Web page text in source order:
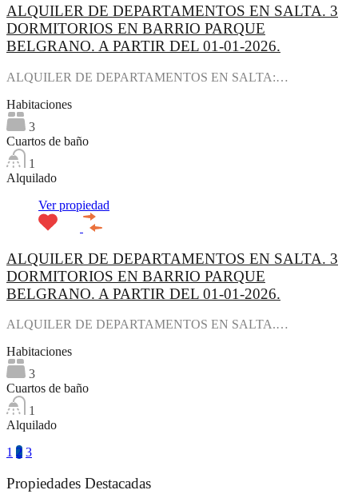
ALQUILER DE DEPARTAMENTOS EN SALTA. 3
DORMITORIOS EN BARRIO PARQUE
BELGRANO. A PARTIR DEL 01-01-2026.
ALQUILER DE DEPARTAMENTOS EN SALTA:…
Habitaciones
3
Cuartos de baño
1
Alquilado
Ver propiedad
ALQUILER DE DEPARTAMENTOS EN SALTA. 3
DORMITORIOS EN BARRIO PARQUE
BELGRANO. A PARTIR DEL 01-01-2026.
ALQUILER DE DEPARTAMENTOS EN SALTA.…
Habitaciones
3
Cuartos de baño
1
Alquilado
1 2 3
Propiedades Destacadas